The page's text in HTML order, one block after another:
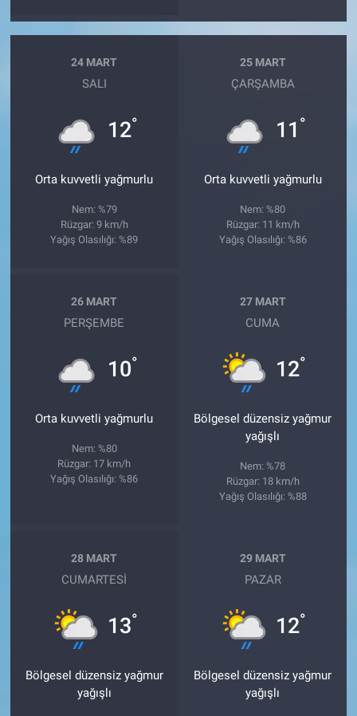
24 MART
SALI
12°
Orta kuvvetli yağmurlu
Nem: %79
Rüzgar: 9 km/h
Yağış Olasılığı: %89
25 MART
ÇARŞAMBA
11 °
Orta kuvvetli yağmurlu
Nem: %80
Rüzgar: 11 km/h
Yağış Olasılığı: %86
26 MART
PERŞEMBE
10°
Orta kuvvetli yağmurlu
Nem: %80
Rüzgar: 17 km/h
Yağış Olasılığı: %86
27 MART
CUMA
12°
Bölgesel düzensiz yağmur
yağışlı
Nem: %78
Rüzgar: 18 km/h
Yağış Olasılığı: %88
28 MART
CUMARTESI
13°
Bölgesel düzensiz yağmur
yağışlı
29 MART
PAZAR
12°
Bölgesel düzensiz yağmur
yağışlı